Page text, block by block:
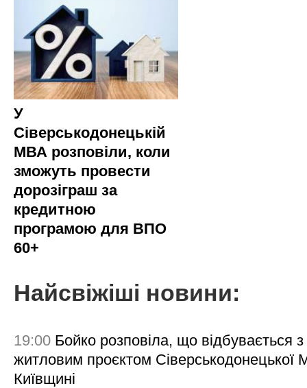
У
Сіверськодонецькій
МВА розповіли, коли
зможуть провести
дорозіграш за
кредитною
програмою для ВПО
60+
Найсвіжіші новини:
19:00 Бойко розповіла, що відбувається з
житловим проєктом Сіверськодонецької
Київщині